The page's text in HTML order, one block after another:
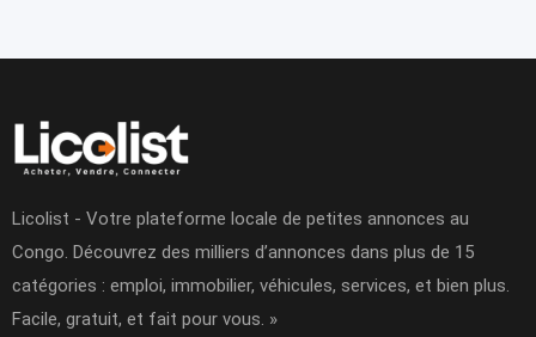
Licolist - Votre plateforme locale de petites annonces au
Congo. Découvrez des milliers d’annonces dans plus de 15
catégories : emploi, immobilier, véhicules, services, et bien plus.
Facile, gratuit, et fait pour vous. »